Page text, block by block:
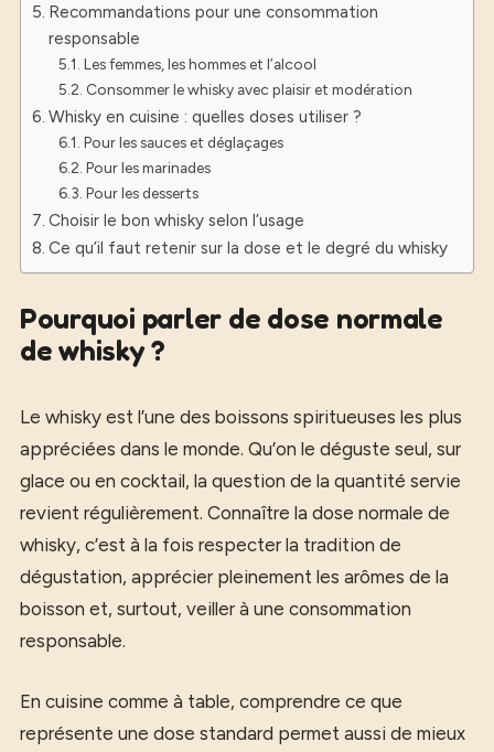
Recommandations pour une consommation
responsable
Les femmes, les hommes et l’alcool
Consommer le whisky avec plaisir et modération
Whisky en cuisine : quelles doses utiliser ?
Pour les sauces et déglaçages
Pour les marinades
Pour les desserts
Choisir le bon whisky selon l’usage
Ce qu’il faut retenir sur la dose et le degré du whisky
Pourquoi parler de dose normale
de whisky ?
Le whisky est l’une des boissons spiritueuses les plus
appréciées dans le monde. Qu’on le déguste seul, sur
glace ou en cocktail, la question de la quantité servie
revient régulièrement. Connaître la dose normale de
whisky, c’est à la fois respecter la tradition de
dégustation, apprécier pleinement les arômes de la
boisson et, surtout, veiller à une consommation
responsable.
En cuisine comme à table, comprendre ce que
représente une dose standard permet aussi de mieux